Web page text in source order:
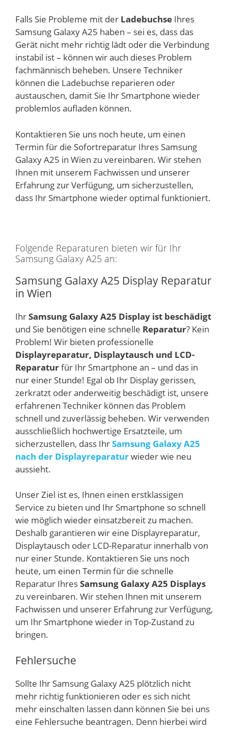
Falls Sie Probleme mit der Ladebuchse Ihres
Samsung Galaxy A25 haben – sei es, dass das
Gerät nicht mehr richtig lädt oder die Verbindung
instabil ist – können wir auch dieses Problem
fachmännisch beheben. Unsere Techniker
können die Ladebuchse reparieren oder
austauschen, damit Sie Ihr Smartphone wieder
problemlos aufladen können.
Kontaktieren Sie uns noch heute, um einen
Termin für die Sofortreparatur Ihres Samsung
Galaxy A25 in Wien zu vereinbaren. Wir stehen
Ihnen mit unserem Fachwissen und unserer
Erfahrung zur Verfügung, um sicherzustellen,
dass Ihr Smartphone wieder optimal funktioniert.
Folgende Reparaturen bieten wir für Ihr
Samsung Galaxy A25 an:
Samsung Galaxy A25 Display Reparatur
in Wien
IhrSamsung Galaxy A25 Display ist beschädigt
und Sie benötigen eine schnelle Reparatur? Kein
Problem! Wir bieten professionelle
Displayreparatur, Displaytausch und LCD-
Reparaturfür Ihr Smartphone an – und das in
nur einer Stunde! Egal ob Ihr Display gerissen,
zerkratzt oder anderweitig beschädigt ist, unsere
erfahrenen Techniker können das Problem
schnell und zuverlässig beheben. Wir verwenden
ausschließlich hochwertige Ersatzteile, um
sicherzustellen, dass IhrSamsung Galaxy A25
nach der Displayreparaturwieder wie neu
aussieht.
Unser Ziel ist es, Ihnen einen erstklassigen
Service zu bieten und Ihr Smartphone so schnell
wie möglich wieder einsatzbereit zu machen.
Deshalb garantieren wir eine Displayreparatur,
Displaytausch oder LCD-Reparatur innerhalb von
nur einer Stunde. Kontaktieren Sie uns noch
heute, um einen Termin für die schnelle
Reparatur IhresSamsung Galaxy A25 Displays
zu vereinbaren. Wir stehen Ihnen mit unserem
Fachwissen und unserer Erfahrung zur Verfügung,
um Ihr Smartphone wieder in Top-Zustand zu
bringen.
Fehlersuche
Sollte Ihr Samsung Galaxy A25 plötzlich nicht
mehr richtig funktionieren oder es sich nicht
mehr einschalten lassen dann können Sie bei uns
eine Fehlersuche beantragen. Denn hierbei wird